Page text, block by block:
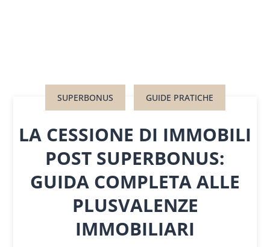
SUPERBONUS GUIDE PRATICHE
LA CESSIONE DI IMMOBILI
POST SUPERBONUS:
GUIDA COMPLETA ALLE
PLUSVALENZE
IMMOBILIARI